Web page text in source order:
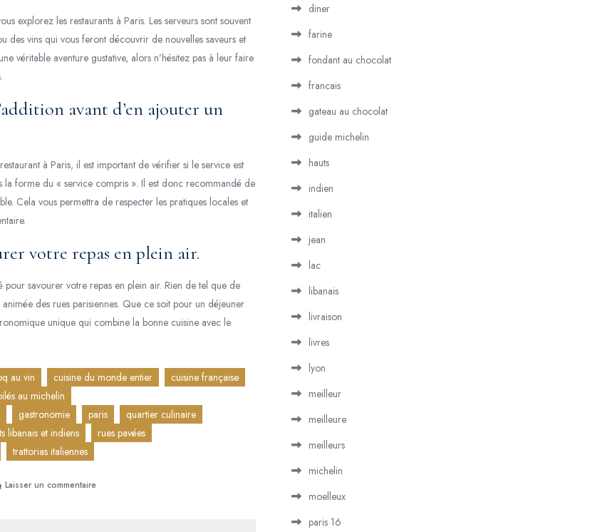
explorez les restaurants à Paris. Les serveurs sont souvent
des vins qui vous feront découvrir de nouvelles saveurs et
véritable aventure gustative, alors n’hésitez pas à leur faire
avant d’en ajouter un
à Paris, il est important de vérifier si le service est
la forme du « service compris ». Il est donc recommandé de
Cela vous permettra de respecter les pratiques locales et
votre repas en plein air.
pour savourer votre repas en plein air. Rien de tel que de
des rues parisiennes. Que ce soit pour un déjeuner
unique qui combine la bonne cuisine avec le
au vin cuisine du monde entier
cuisine française
au michelin
gastronomie paris
quartier culinaire
libanais et indiens
rues pavées
trattorias italiennes
Laisser un commentairesur
diner
farine
fondant au chocolat
francais
gateau au chocolat
guide michelin
hauts
indien
italien
jean
lac
libanais
livraison
livres
lyon
meilleur
meilleure
meilleurs
michelin
moelleux
paris 16